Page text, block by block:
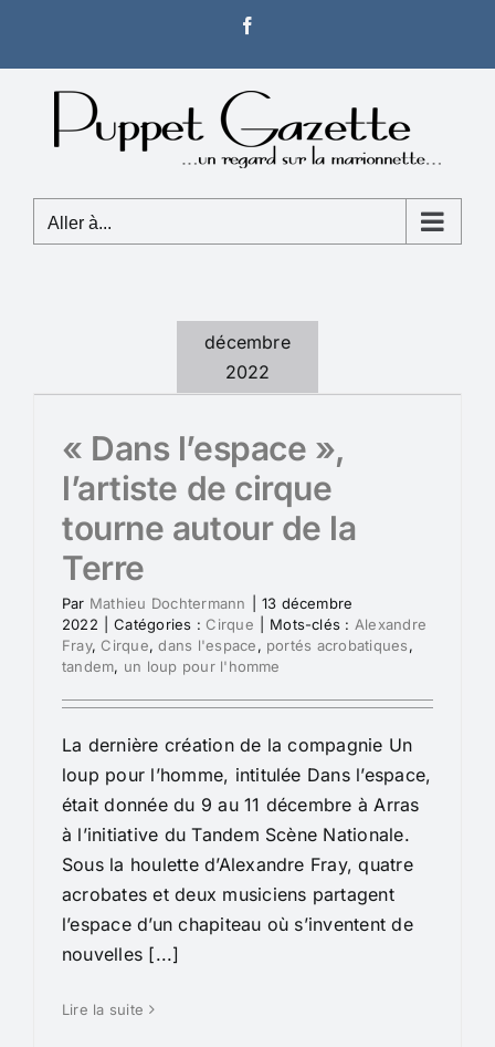
contenu
Aller à...
décembre
2022
« Dans l’espace »,
l’artiste de cirque
tourne autour de la
Terre
Par Mathieu Dochtermann
13 décembre
2022
Catégories : Cirque Mots-clés : Alexandre
Fray, Cirque,dans l'espace, portés acrobatiques,
tandem, un loup pour l'homme
La dernière création de la compagnie Un
loup pour l’homme, intitulée Dans l’espace,
était donnée du 9 au 11 décembre à Arras
à l’initiative du Tandem Scène Nationale.
Sous la houlette d’Alexandre Fray, quatre
acrobates et deux musiciens partagent
l’espace d’un chapiteau où s’inventent de
nouvelles [...]
Lire la suite